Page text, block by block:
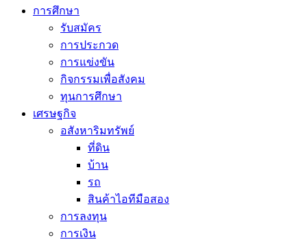
การศึกษา
รับสมัคร
การประกวด
การแข่งขัน
กิจกรรมเพื่อสังคม
ทุนการศึกษา
เศรษฐกิจ
อสังหาริมทรัพย์
ที่ดิน
บ้าน
รถ
สินค้าไอทีมือสอง
การลงทุน
การเงิน